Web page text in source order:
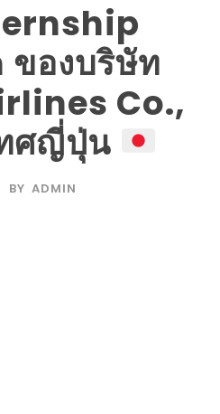
องบริษัท
Co.,
ศญี่ปุ่น
BY ADMIN